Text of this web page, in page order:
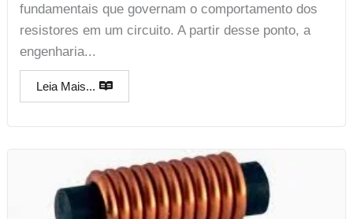
fundamentais que governam o comportamento dos
resistores em um circuito. A partir desse ponto, a
engenharia...
Leia Mais...